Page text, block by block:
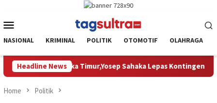
content
Menu
NASIONAL KRIMINAL POLITIK OTOMOTIF OLAHRAGA
Headline News
Pramuka Sorume IX ke Jamnas XII 2026, Titip Pesan Jaga
Home Politik